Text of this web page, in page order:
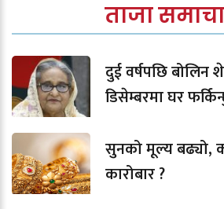
ताजा
दुई वर्षपछि बोलिन
डिसेम्बरमा घर
सुनको मूल्य बढ्यो,
कारोबार ?